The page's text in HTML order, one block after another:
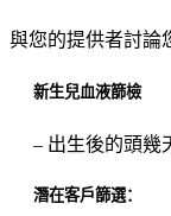
與您的提供者討論
新生兒血液篩檢
– 出生後的頭幾
潛在客戶篩選：